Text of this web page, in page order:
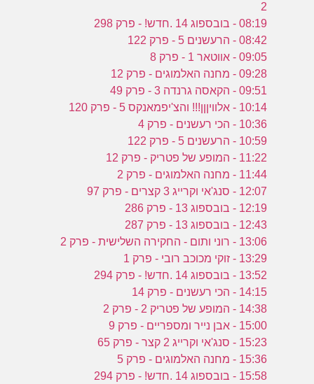
2
08:19 - בובספוג 14 .חדש! - פרק 298
08:42 - הרעשנים 5 - פרק 122
09:05 - אווטאר 1 - פרק 8
09:28 - מחנה האלמוגים - פרק 12
09:51 - הקאסה גרנדה 3 - פרק 49
10:14 - אלוויןןן!!! והצ'יפמאנקס 5 - פרק 120
10:36 - הכי רעשנים - פרק 4
10:59 - הרעשנים 5 - פרק 122
11:22 - המופע של פטריק - פרק 12
11:44 - מחנה האלמוגים - פרק 2
12:07 - סנג'אי וקרייג 3 קצרים - פרק 97
12:19 - בובספוג 13 - פרק 286
12:43 - בובספוג 13 - פרק 287
13:06 - רוני ותום - החקירה השלישית - פרק 2
13:29 - זוקי מכוכב רובי - פרק 1
13:52 - בובספוג 14 .חדש! - פרק 294
14:15 - הכי רעשנים - פרק 14
14:38 - המופע של פטריק 2 - פרק 2
15:00 - אבן נייר ומספריים - פרק 9
15:23 - סנג'אי וקרייג 2 קצר - פרק 65
15:36 - מחנה האלמוגים - פרק 5
15:58 - בובספוג 14 .חדש! - פרק 294